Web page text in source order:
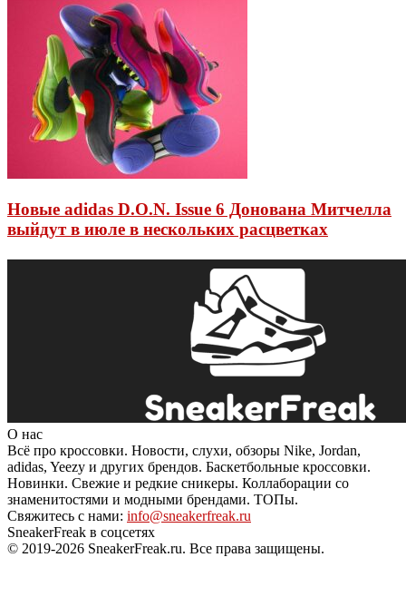
Новые adidas D.O.N. Issue 6 Донована Митчелла
выйдут в июле в нескольких расцветках
adidas 22 июня 2024 в 15:12
О нас
Всё про кроссовки. Новости, слухи, обзоры Nike, Jordan,
adidas, Yeezy и других брендов. Баскетбольные кроссовки.
Новинки. Свежие и редкие сникеры. Коллаборации со
знаменитостями и модными брендами. ТОПы.
Свяжитесь с нами: info@sneakerfreak.ru
SneakerFreak в соцсетях
© 2019-2026 SneakerFreak.ru. Все права защищены.